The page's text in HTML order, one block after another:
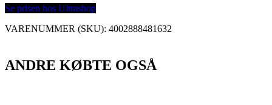
Se prisen hos Ultrashop
VARENUMMER (SKU): 4002888481632
ANDRE KØBTE OGSÅ